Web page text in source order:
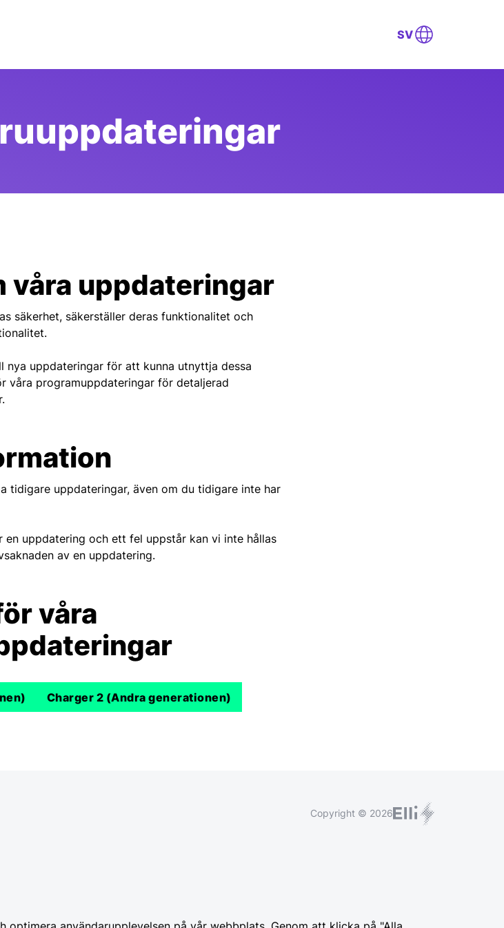
SV
våra uppdateringar
säkerhet, säkerställer deras funktionalitet och
uppdateringar för att kunna utnyttja dessa
våra programuppdateringar för detaljerad
tidigare uppdateringar, även om du tidigare inte har
en uppdatering och ett fel uppstår kan vi inte hållas
av en uppdatering.
våra
Charger 2 (Andra generationen)
Copyright © 2026